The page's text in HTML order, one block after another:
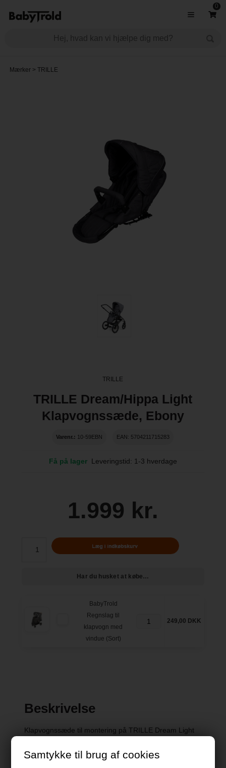
Samtykke til brug af cookies
0
Mærker> TRILLE
TRILLE
TRILLE Dream/Hippa Light
Klapvognssæde, Ebony
Varenr.: 10-59EBN EAN: 5704211715283
Få på lager Leveringstid: 1-3 hverdage
1.999 kr.
Har du husket at købe…
BabyTrold
Regnslag til
klapvogn med
vindue (Sort)
249,00 DKK
Beskrivelse
Klapvognssæde til montering på TRILLE Dream Light
omdanne Dream Light/Hippa Light barnevognsstellet til